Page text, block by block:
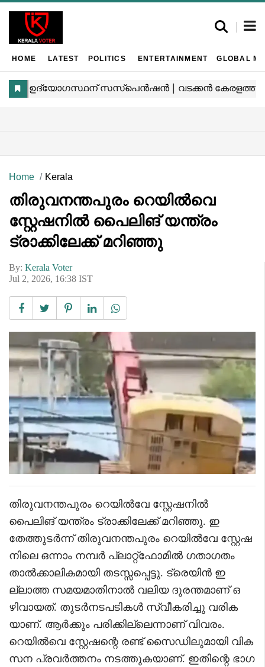
HOME LATEST POLITICS ENTERTAINMENT GLOBAL
Home Kerala
തിരുവനന്തപുരം റെയിൽവെ
സ്റ്റേഷനിൽ പൈലിങ് യന്ത്രം
ട്രാക്കിലേക്ക് മറിഞ്ഞു
By: Kerala Voter
Jul 2, 2026, 16:38 IST
തിരുവനന്തപുരം റെയിൽവേ സ്റ്റേഷനിൽ
പൈലിങ് യന്ത്രം ട്രാക്കിലേക്ക് മറിഞ്ഞു. ഇ
തേത്തുടർന്ന് തിരുവനന്തപുരം റെയിൽവേ സ്റ്റേഷ
നിലെ ഒന്നാം നമ്പർ പ്ലാറ്റ്‌ഫോമിൽ ഗതാഗതം
താൽക്കാലികമായി തടസ്സപ്പെട്ടു. ട്രെയിൻ ഇ
ല്ലാത്ത സമയമാതിനാൽ വലിയ ദുരന്തമാണ് ഒ
ഴിവായത്. തുടർനടപടികൾ സ്വീകരിച്ചു വരിക
യാണ്. ആർക്കും പരിക്കില്ലെന്നാണ് വിവരം.
റെയിൽവെ സ്റ്റേഷന്റെ രണ്ട് സൈഡിലുമായി വിക
സന പ്രവർത്തനം നടത്തുകയാണ്. ഇതിന്റെ ഭാഗ